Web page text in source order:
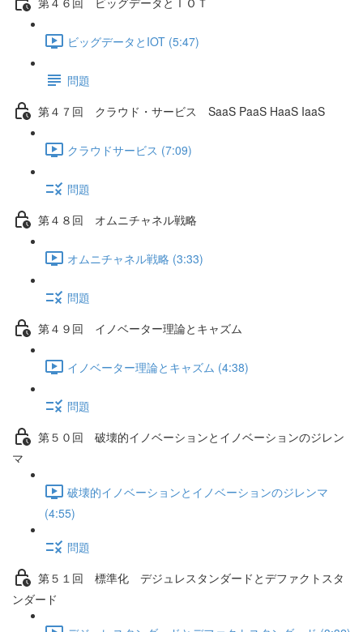
ビッグデータとIOT (5:47)
問題
第４７回 クラウド・サービス SaaS PaaS HaaS IaaS
クラウドサービス (7:09)
問題
第４８回 オムニチャネル戦略
オムニチャネル戦略 (3:33)
問題
第４９回 イノベーター理論とキャズム
イノベーター理論とキャズム (4:38)
問題
第５０回 破壊的イノベーションとイノベーションのジレン
マ
破壊的イノベーションとイノベーションのジレンマ
(4:55)
問題
第５１回 標準化 デジュレスタンダードとデファクトスタ
ンダード